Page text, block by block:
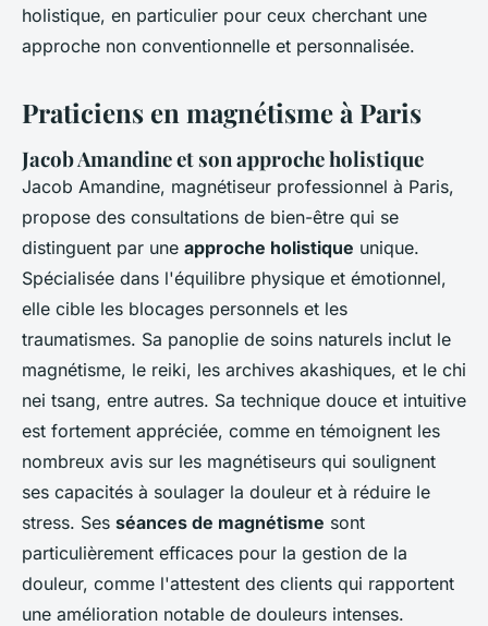
holistique, en particulier pour ceux cherchant une
approche non conventionnelle et personnalisée.
Praticiens en magnétisme à Paris
Jacob Amandine et son approche holistique
Jacob Amandine, magnétiseur professionnel à Paris,
propose des consultations de bien-être qui se
distinguent par une approche holistique unique.
Spécialisée dans l'équilibre physique et émotionnel,
elle cible les blocages personnels et les
traumatismes. Sa panoplie de soins naturels inclut le
magnétisme, le reiki, les archives akashiques, et le chi
nei tsang, entre autres. Sa technique douce et intuitive
est fortement appréciée, comme en témoignent les
nombreux avis sur les magnétiseurs qui soulignent
ses capacités à soulager la douleur et à réduire le
stress. Ses séances de magnétisme sont
particulièrement efficaces pour la gestion de la
douleur, comme l'attestent des clients qui rapportent
une amélioration notable de douleurs intenses.